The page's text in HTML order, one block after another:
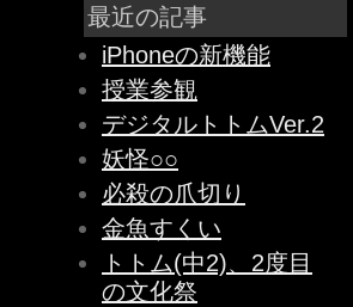
最近の記事
iPhoneの新機能
授業参観
デジタルトトムVer.2
妖怪○○
必殺の爪切り
金魚すくい
トトム(中2)、2度目
の文化祭